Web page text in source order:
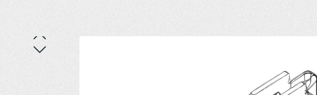
Bildergalerie überspringen